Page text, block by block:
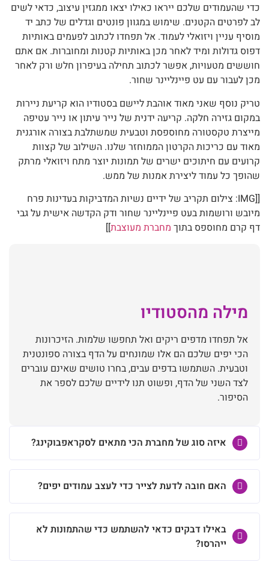
כדי שהעמודים שלכם ייראו כאילו יצאו ממגזין עיצוב, כדאי לשים
לב לפרטים הקטנים. שימוש במגוון פונטים וגדלים של כתב יד
מוסיף עניין ויזואלי לעמוד. אל תפחדו לכתוב לפעמים באותיות
דפוס גדולות ומיד לאחר מכן באותיות קטנות ומחוברות. אם אתם
חוששים מטעויות, אפשר לכתוב תחילה בעיפרון חלש ורק לאחר
מכן לעבור עם עט פיינליינר שחור.
טריק נוסף שאני מאוד אוהבת ליישם בסטודיו הוא קריעת ניירות
במקום גזירה חלקה. קריעה ידנית של נייר עיתון או נייר עטיפה
מייצרת טקסטורה מחוספסת וטבעית שמשתלבת בצורה אורגנית
מאוד עם כריכות הקרטון הממוחזר שלנו. השילוב של קצוות
קרועים עם חיתוכים ישרים של תמונות יוצר מתח ויזואלי מרתק
שהופך כל עמוד ליצירת אמנות של ממש.
[[IMG: צילום תקריב של ידיים נשיות המדביקות בעדינות פרח
מיובש ורושמות בעט פיינליינר שחור ודק הקדשה אישית על גבי
דף קרם מחוספס בתוך מחברת מעוצבת]]
מילה מהסטודיו
אל תפחדו מדפים ריקים ואל תחפשו שלמות. הזיכרונות
הכי יפים שלכם הם אלו שמונחים על הדף בצורה ספונטנית
וטבעית. השתמשו בדפים עבים, בחרו טושים שאינם עוברים
לצד השני של הדף, ופשוט תנו לידיים שלכם לספר את
הסיפור.
איזה סוג של מחברת הכי מתאים לסקראפבוקינג?
האם חובה לדעת לצייר כדי לעצב עמודים יפים?
באילו דבקים כדאי להשתמש כדי שהתמונות לא
ייהרסו?